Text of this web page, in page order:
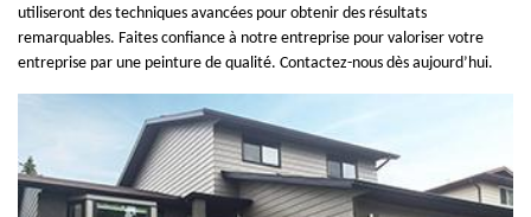
utiliseront des techniques avancées pour obtenir des résultats
remarquables. Faites confiance à notre entreprise pour valoriser votre
entreprise par une peinture de qualité. Contactez-nous dès aujourd’hui.